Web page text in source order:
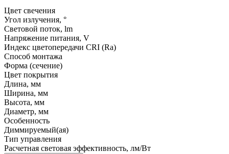
Цвет свечения
Угол излучения, °
Световой поток, lm
Напряжение питания, V
Индекс цветопередачи CRI (Ra)
Способ монтажа
Форма (сечение)
Цвет покрытия
Длина, мм
Ширина, мм
Высота, мм
Диаметр, мм
Особенность
Диммируемый(ая)
Тип управления
Расчетная световая эффективность, лм/Вт